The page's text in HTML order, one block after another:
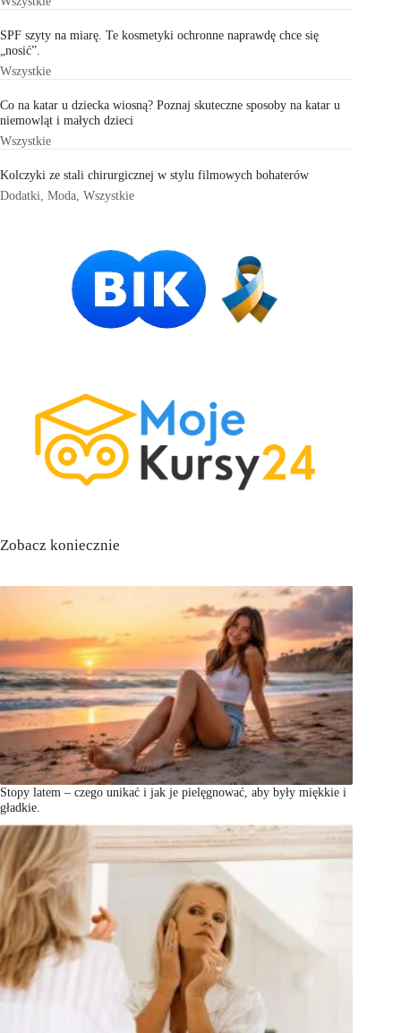
SPF szyty na miarę. Te kosmetyki ochronne naprawdę chce się
„nosić”.
Wszystkie
Co na katar u dziecka wiosną? Poznaj skuteczne sposoby na katar u
niemowląt i małych dzieci
Wszystkie
Kolczyki ze stali chirurgicznej w stylu filmowych bohaterów
Dodatki Moda Wszystkie
Zobacz koniecznie
Stopy latem – czego unikać i jak je pielęgnować, aby były miękkie i
gładkie.